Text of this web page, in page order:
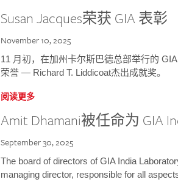
Susan Jacques荣获 GIA 表彰
November 10, 2025
11 月初，在加州卡尔斯巴德总部举行的
荣誉 — Richard T. Liddicoat杰出成就奖。
阅读更多
Amit Dhamani被任命为 GIA
September 30, 2025
The board of directors of GIA India
managing director, responsible for all